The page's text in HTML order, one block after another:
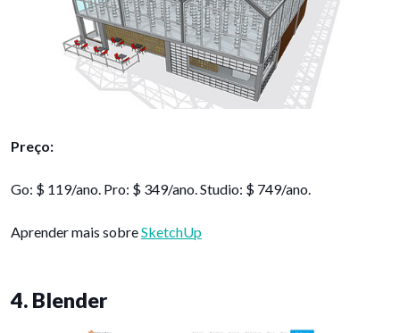
Preço:
Go: $ 119/ano. Pro: $ 349/ano. Studio: $ 749/ano.
Aprender mais sobreSketchUp
4. Blender